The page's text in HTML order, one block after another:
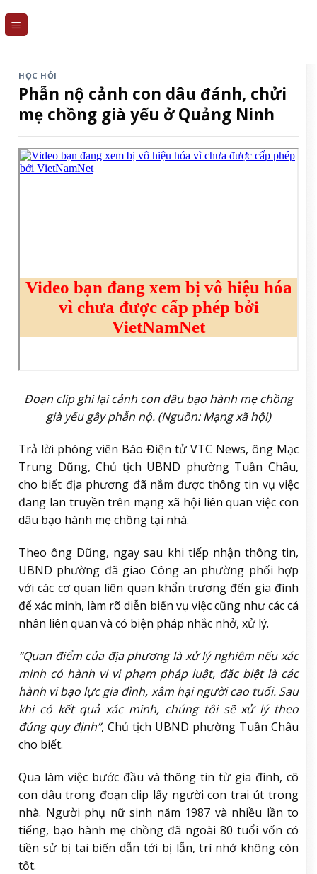
HỌC HỎI
Phẫn nộ cảnh con dâu đánh, chửi
mẹ chồng già yếu ở Quảng Ninh
Đoạn clip ghi lại cảnh con dâu bạo hành mẹ chồng
già yếu gây phẫn nộ. (Nguồn: Mạng xã hội)
Trả lời phóng viên Báo Điện tử VTC News, ông Mạc
Trung Dũng, Chủ tịch UBND phường Tuần Châu,
cho biết địa phương đã nắm được thông tin vụ việc
đang lan truyền trên mạng xã hội liên quan việc con
dâu bạo hành mẹ chồng tại nhà.
Theo ông Dũng, ngay sau khi tiếp nhận thông tin,
UBND phường đã giao Công an phường phối hợp
với các cơ quan liên quan khẩn trương đến gia đình
để xác minh, làm rõ diễn biến vụ việc cũng như các cá
nhân liên quan và có biện pháp nhắc nhở, xử lý.
“Quan điểm của địa phương là xử lý nghiêm nếu xác
minh có hành vi vi phạm pháp luật, đặc biệt là các
hành vi bạo lực gia đình, xâm hại người cao tuổi. Sau
khi có kết quả xác minh, chúng tôi sẽ xử lý theo
đúng quy định”, Chủ tịch UBND phường Tuần Châu
cho biết.
Qua làm việc bước đầu và thông tin từ gia đình, cô
con dâu trong đoạn clip lấy người con trai út trong
nhà. Người phụ nữ sinh năm 1987 và nhiều lần to
tiếng, bạo hành mẹ chồng đã ngoài 80 tuổi vốn có
tiền sử bị tai biến dẫn tới bị lẫn, trí nhớ không còn
tốt.